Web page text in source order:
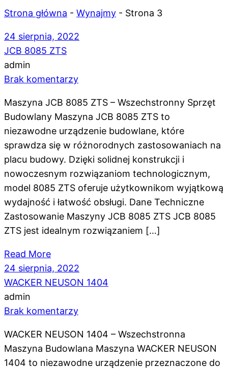
Strona główna - Wynajmy - Strona 3
24 sierpnia, 2022
JCB 8085 ZTS
admin
Brak komentarzy
Maszyna JCB 8085 ZTS – Wszechstronny Sprzęt
Budowlany Maszyna JCB 8085 ZTS to
niezawodne urządzenie budowlane, które
sprawdza się w różnorodnych zastosowaniach na
placu budowy. Dzięki solidnej konstrukcji i
nowoczesnym rozwiązaniom technologicznym,
model 8085 ZTS oferuje użytkownikom wyjątkową
wydajność i łatwość obsługi. Dane Techniczne
Zastosowanie Maszyny JCB 8085 ZTS JCB 8085
ZTS jest idealnym rozwiązaniem […]
Read More
24 sierpnia, 2022
WACKER NEUSON 1404
admin
Brak komentarzy
WACKER NEUSON 1404 – Wszechstronna
Maszyna Budowlana Maszyna WACKER NEUSON
1404 to niezawodne urządzenie przeznaczone do